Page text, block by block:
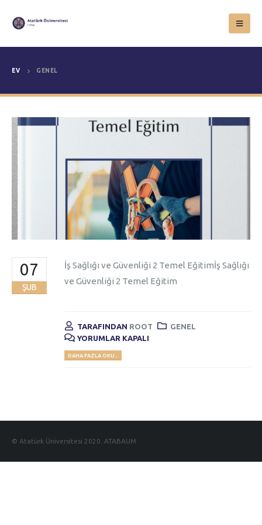
EV GENEL
07
ŞUB
İş Sağlığı ve Güvenliği 2 Temel Eğitimİş Sağlığı
ve Güvenliği 2 Temel Eğitim
TARAFINDAN ROOT
GENEL
YORUMLAR KAPALI
DAHA FAZLA OKU...
© Atatürk Üniversitesi 2020. ATABAUM